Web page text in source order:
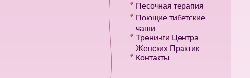
Песочная терапия
Поющие тибетские
чаши
Тренинги Центра
Женских Практик
Контакты